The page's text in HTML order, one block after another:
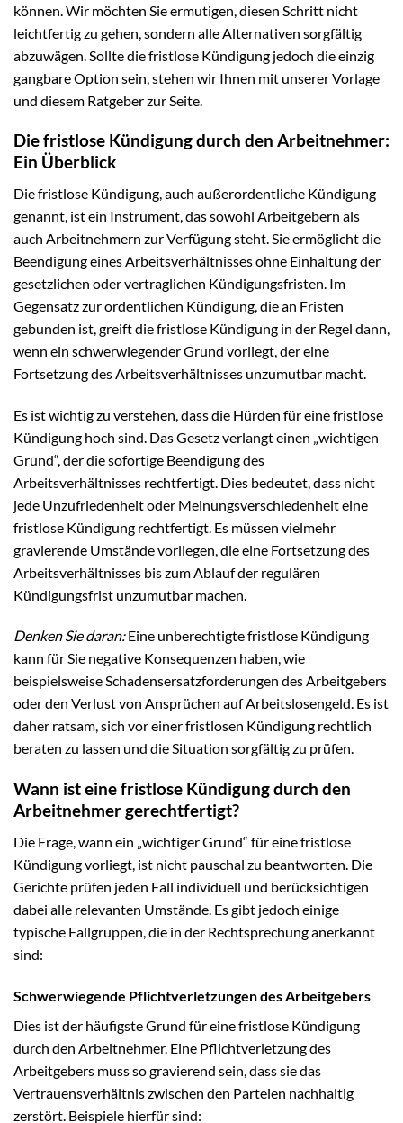
können. Wir möchten Sie ermutigen, diesen Schritt nicht
leichtfertig zu gehen, sondern alle Alternativen sorgfältig
abzuwägen. Sollte die fristlose Kündigung jedoch die einzig
gangbare Option sein, stehen wir Ihnen mit unserer Vorlage
und diesem Ratgeber zur Seite.
Die fristlose Kündigung durch den Arbeitnehmer:
Ein Überblick
Die fristlose Kündigung, auch außerordentliche Kündigung
genannt, ist ein Instrument, das sowohl Arbeitgebern als
auch Arbeitnehmern zur Verfügung steht. Sie ermöglicht die
Beendigung eines Arbeitsverhältnisses ohne Einhaltung der
gesetzlichen oder vertraglichen Kündigungsfristen. Im
Gegensatz zur ordentlichen Kündigung, die an Fristen
gebunden ist, greift die fristlose Kündigung in der Regel dann,
wenn ein schwerwiegender Grund vorliegt, der eine
Fortsetzung des Arbeitsverhältnisses unzumutbar macht.
Es ist wichtig zu verstehen, dass die Hürden für eine fristlose
Kündigung hoch sind. Das Gesetz verlangt einen „wichtigen
Grund“, der die sofortige Beendigung des
Arbeitsverhältnisses rechtfertigt. Dies bedeutet, dass nicht
jede Unzufriedenheit oder Meinungsverschiedenheit eine
fristlose Kündigung rechtfertigt. Es müssen vielmehr
gravierende Umstände vorliegen, die eine Fortsetzung des
Arbeitsverhältnisses bis zum Ablauf der regulären
Kündigungsfrist unzumutbar machen.
Denken Sie daran:Eine unberechtigte fristlose Kündigung
kann für Sie negative Konsequenzen haben, wie
beispielsweise Schadensersatzforderungen des Arbeitgebers
oder den Verlust von Ansprüchen auf Arbeitslosengeld. Es ist
daher ratsam, sich vor einer fristlosen Kündigung rechtlich
beraten zu lassen und die Situation sorgfältig zu prüfen.
Wann ist eine fristlose Kündigung durch den
Arbeitnehmer gerechtfertigt?
Die Frage, wann ein „wichtiger Grund“ für eine fristlose
Kündigung vorliegt, ist nicht pauschal zu beantworten. Die
Gerichte prüfen jeden Fall individuell und berücksichtigen
dabei alle relevanten Umstände. Es gibt jedoch einige
typische Fallgruppen, die in der Rechtsprechung anerkannt
sind:
Schwerwiegende Pflichtverletzungen des Arbeitgebers
Dies ist der häufigste Grund für eine fristlose Kündigung
durch den Arbeitnehmer. Eine Pflichtverletzung des
Arbeitgebers muss so gravierend sein, dass sie das
Vertrauensverhältnis zwischen den Parteien nachhaltig
zerstört. Beispiele hierfür sind: